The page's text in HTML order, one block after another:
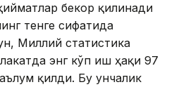
бекор қилинади
тенге сифатида
Миллий статистика
энг кўп иш ҳақи 97
қилди. Бу унчалик